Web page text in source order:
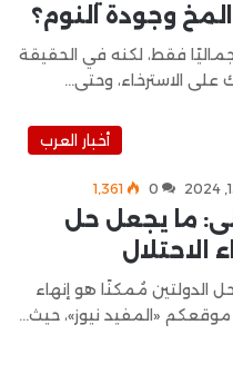
وجودة النوم؟
جماليًا فقط، لكنه في الحقيقة
على الاسترخاء، وحتى…
أخبار العرب
0 1٬361
ما يجعل حل
الاحتلال
الدولتين مُمكنًا هو إنهاء
موقعكم «المفيد نيوز»، حيث…